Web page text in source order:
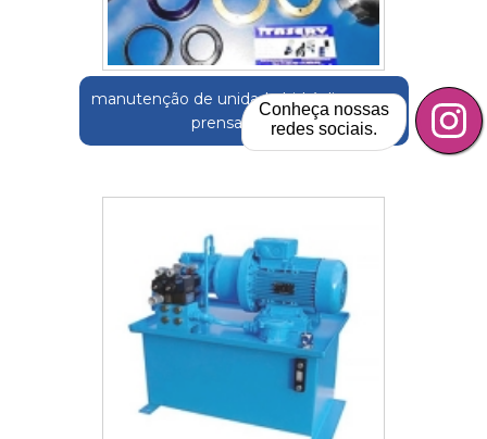
manutenção de unidade hidráulicas para
prensas Cajati
Conheça nossas
redes sociais.